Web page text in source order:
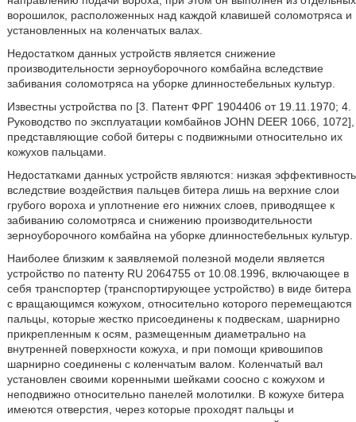
ворошилок, расположенных над каждой клавишей соломотряса и
установленных на коленчатых валах.
Недостатком данных устройств является снижение
производительности зерноуборочного комбайна вследствие
забивания соломотряса на уборке длинностебельных культур.
Известны устройства по [3. Патент ФРГ 1904406 от 19.11.1970; 4.
Руководство по эксплуатации комбайнов JOHN DEER 1066, 1072],
представляющие собой битеры с подвижными относительно их
кожухов пальцами.
Недостатками данных устройств являются: низкая эффективность
вследствие воздействия пальцев битера лишь на верхние слои
грубого вороха и уплотнение его нижних слоев, приводящее к
забиванию соломотряса и снижению производительности
зерноуборочного комбайна на уборке длинностебельных культур.
Наиболее близким к заявляемой полезной модели является
устройство по патенту RU 2064755 от 10.08.1996, включающее в
себя транспортер (транспортирующее устройство) в виде битера
с вращающимся кожухом, относительно которого перемещаются
пальцы, которые жестко присоединены к подвескам, шарнирно
прикрепленным к осям, размещенным диаметрально на
внутренней поверхности кожуха, и при помощи кривошипов
шарнирно соединены с коленчатым валом. Коленчатый вал
установлен своими коренными шейками соосно с кожухом и
неподвижно относительно панелей молотилки. В кожухе битера
имеются отверстия, через которые проходят пальцы и